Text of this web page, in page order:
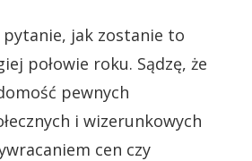
pytanie, jak zostanie to
połowie roku. Sądzę, że
pewnych
i wizerunkowych
cen czy